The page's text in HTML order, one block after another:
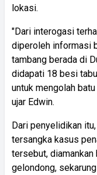
lokasi.
"Dari interogasi
diperoleh informasi
tambang berada di
didapati 18 besi
untuk mengolah
ujar Edwin.
Dari penyelidikan
tersangka kasus
tersebut,
gelondong,